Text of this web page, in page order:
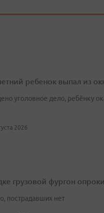
ребенок выпал из
уголовное дело, ребёнку
2026
грузовой фургон
пострадавших нет